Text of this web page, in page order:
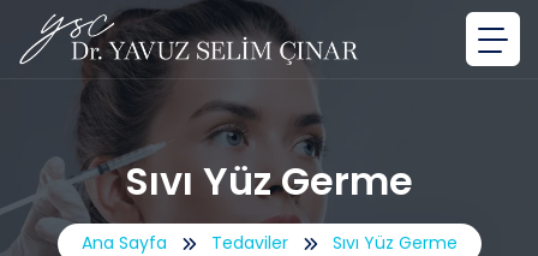
Sıvı Yüz Germe
Ana Sayfa Tedaviler Sıvı Yüz Germe